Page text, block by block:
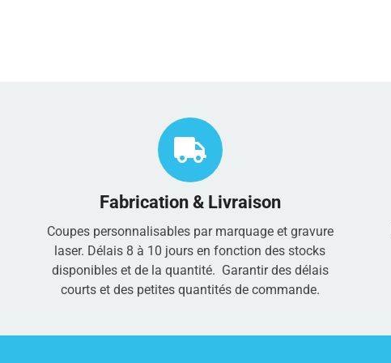
Fabrication & Livraison
Coupes personnalisables par marquage et gravure
laser. Délais 8 à 10 jours en fonction des stocks
disponibles et de la quantité. Garantir des délais
courts et des petites quantités de commande.